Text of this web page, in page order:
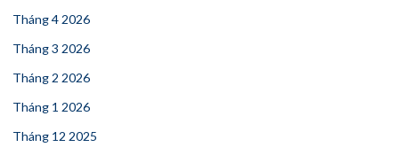
Tháng 4 2026
Tháng 3 2026
Tháng 2 2026
Tháng 1 2026
Tháng 12 2025